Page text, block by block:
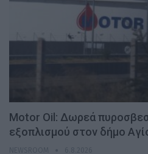
Motor Oil: Δωρεά
εξοπλισμού στον δήμο